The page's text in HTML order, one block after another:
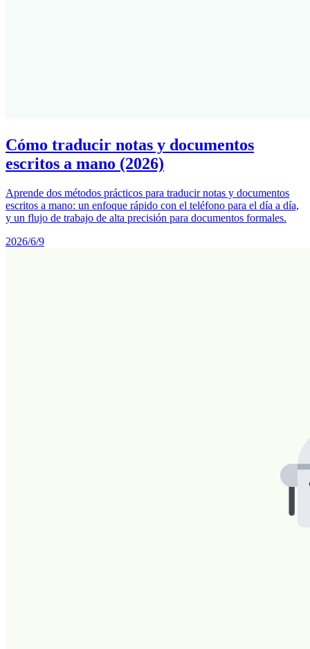
Cómo traducir notas y documentos
escritos a mano (2026)
Aprende dos métodos prácticos para traducir notas y documentos
escritos a mano: un enfoque rápido con el teléfono para el día a día,
y un flujo de trabajo de alta precisión para documentos formales.
2026/6/9